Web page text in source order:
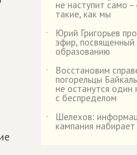
не наступит само
такие, как мы
˙
Юрий Григорьев
эфир,
образованию
˙
Восстановим
погорельцы
не останутся один
с беспределом
˙
Шелехов:
кампания